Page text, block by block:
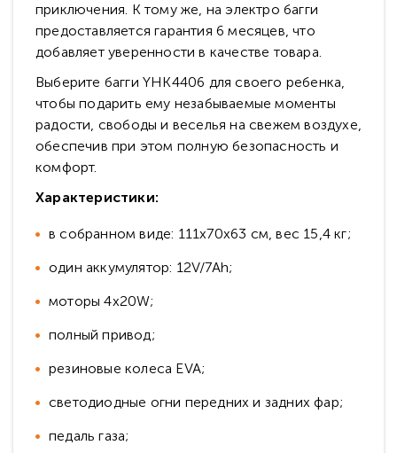
приключения. К тому же, на электро багги
предоставляется гарантия 6 месяцев, что
добавляет уверенности в качестве товара.
Выберите багги YHK4406 для своего ребенка,
чтобы подарить ему незабываемые моменты
радости, свободы и веселья на свежем воздухе,
обеспечив при этом полную безопасность и
комфорт.
Характеристики:
в собранном виде: 111x70x63 см, вес 15,4 кг;
один аккумулятор: 12V/7Ah;
моторы 4x20W;
полный привод;
резиновые колеса EVA;
светодиодные огни передних и задних фар;
педаль газа;